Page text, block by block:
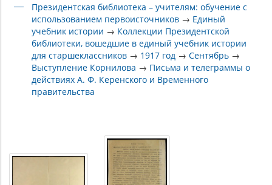
Президентская библиотека – учителям: обучение с
использованием первоисточников → Единый
учебник истории → Коллекции Президентской
библиотеки, вошедшие в единый учебник истории
для старшеклассников → 1917 год →Сентябрь →
Выступление Корнилова → Письма и телеграммы о
действиях А. Ф. Керенского и Временного
правительства